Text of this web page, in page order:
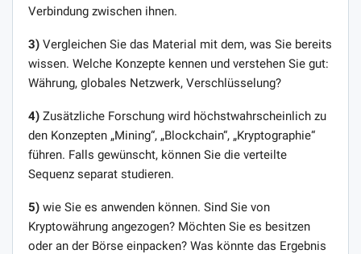
Verbindung zwischen ihnen.
3) Vergleichen Sie das Material mit dem, was Sie bereits
wissen. Welche Konzepte kennen und verstehen Sie gut:
Währung, globales Netzwerk, Verschlüsselung?
4) Zusätzliche Forschung wird höchstwahrscheinlich zu
den Konzepten „Mining“, „Blockchain“, „Kryptographie“
führen. Falls gewünscht, können Sie die verteilte
Sequenz separat studieren.
5) wie Sie es anwenden können. Sind Sie von
Kryptowährung angezogen? Möchten Sie es besitzen
oder an der Börse einpacken? Was könnte das Ergebnis